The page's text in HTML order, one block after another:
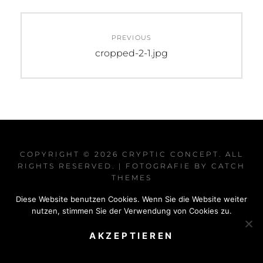
PREVIOUS
Previous
cropped-2-1.jpg
COPYRIGHT © 2026 CRYPTIC CONCEPT . ALL
RIGHTS RESERVED. | FOTOGRAFIE BY CATCH
THEMES
Diese Website benutzen Cookies. Wenn Sie die Website weiter
nutzen, stimmen Sie der Verwendung von Cookies zu.
AKZEPTIEREN